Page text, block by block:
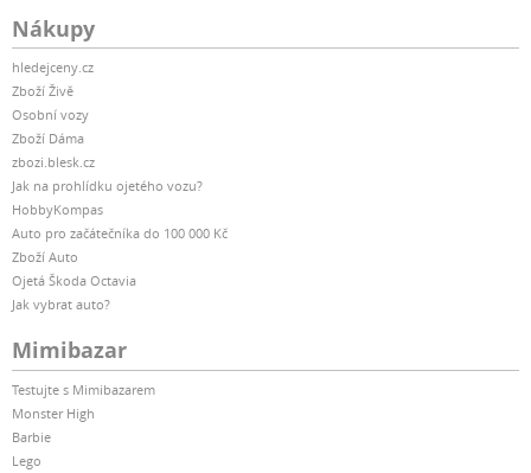
Nákupy
hledejceny.cz
Zboží Živě
Osobní vozy
Zboží Dáma
zbozi.blesk.cz
Jak na prohlídku ojetého vozu?
HobbyKompas
Auto pro začátečníka do 100 000 Kč
Zboží Auto
Ojetá Škoda Octavia
Jak vybrat auto?
Mimibazar
Testujte s Mimibazarem
Monster High
Barbie
Lego